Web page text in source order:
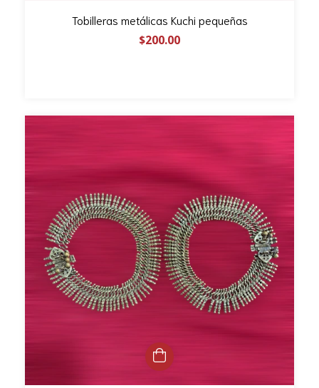
Tobilleras metálicas Kuchi pequeñas
$200.00